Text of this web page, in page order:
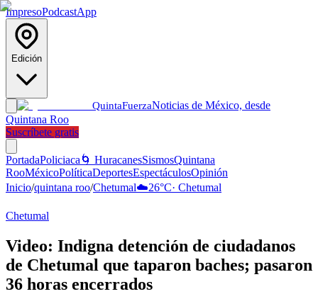
ImpresoPodcastApp
Edición
QuintaFuerzaNoticias de México, desde
Quintana Roo
Suscríbete gratis
PortadaPoliciaca 🌀 HuracanesSismosQuintana
RooMéxicoPolíticaDeportesEspectáculosOpinión
Inicio/quintana roo/Chetumal☁️26°C· Chetumal
Chetumal
Video: Indigna detención de ciudadanos
de Chetumal que taparon baches; pasaron
36 horas encerrados